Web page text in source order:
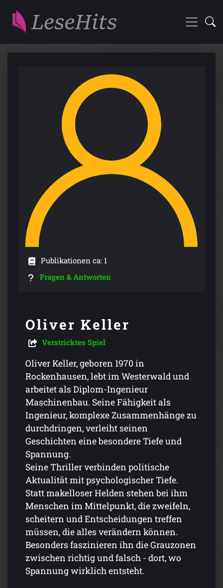
Publikationen ca: 1
Fragen & Antworten
Oliver Keller
Verstricktes Spiel
Oliver Keller, geboren 1970 in
Rockenhausen, lebt im Westerwald und
arbeitet als Diplom-Ingenieur
Maschinenbau. Seine Fähigkeit als
Ingenieur, komplexe Zusammenhänge zu
durchdringen, verleiht seinen
Geschichten eine besondere Tiefe und
Spannung.
Seine Thriller verbinden politische
Aktualität mit psychologischer Tiefe.
Statt makelloser Helden stehen bei ihm
Menschen im Mittelpunkt, die zweifeln,
scheitern und Entscheidungen treffen
müssen, die alles verändern können.
Besonders faszinieren ihn die Grauzonen
zwischen richtig und falsch - dort, wo
Spannung wirklich entsteht.